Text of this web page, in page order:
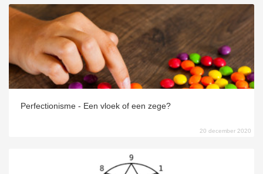
Perfectionisme - Een vloek of een zege?
20 december 2020